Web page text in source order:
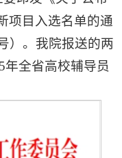
项目入选名单的通
）。我院报送的两
全省高校辅导员